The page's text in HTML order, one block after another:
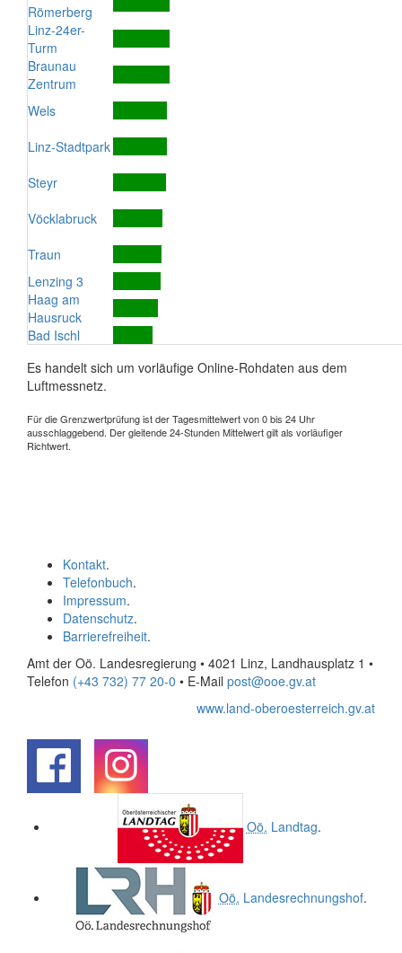
Römerberg
Linz-24er-
Turm
Braunau
Zentrum
Wels
Linz-Stadtpark
Steyr
Vöcklabruck
Traun
Lenzing 3
Haag am
Hausruck
Bad Ischl
Es handelt sich um vorläufige Online-Rohdaten aus dem
Luftmessnetz.
Für die Grenzwertprüfung ist der Tagesmittelwert von 0 bis 24 Uhr
ausschlaggebend. Der gleitende 24-Stunden Mittelwert gilt als vorläufiger
Richtwert.
Kontakt.
Telefonbuch.
Impressum.
Datenschutz.
Barrierefreiheit.
Amt der Oö. Landesregierung • 4021 Linz, Landhausplatz 1 •
Telefon (+43 732) 77 20-0 • E-Mail post@ooe.gv.at
www.land-oberoesterreich.gv.at
Oö. Landtag.
Oö. Landesrechnungshof.